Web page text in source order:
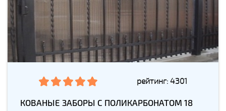
рейтинг: 4301
КОВАНЫЕ ЗАБОРЫ С ПОЛИКАРБОНАТОМ 18